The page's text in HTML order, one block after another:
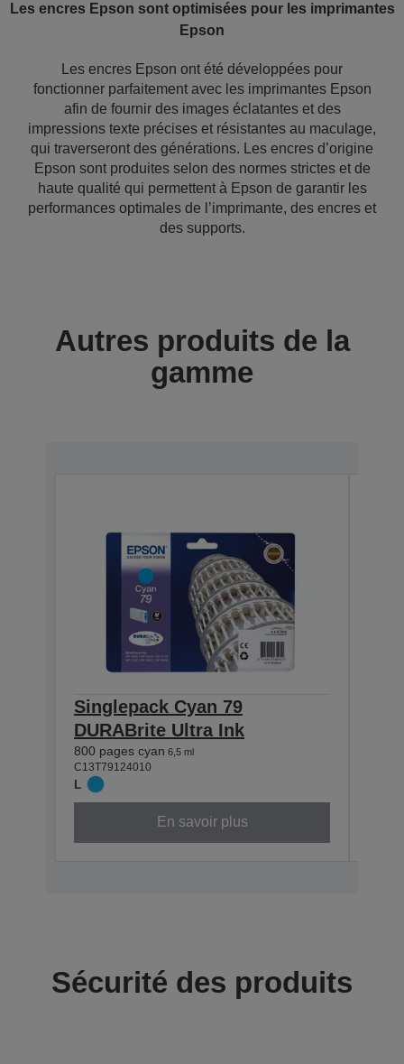
Les encres Epson sont optimisées pour les imprimantes
Epson
Les encres Epson ont été développées pour
fonctionner parfaitement avec les imprimantes Epson
afin de fournir des images éclatantes et des
impressions texte précises et résistantes au maculage,
qui traverseront des générations. Les encres d’origine
Epson sont produites selon des normes strictes et de
haute qualité qui permettent à Epson de garantir les
performances optimales de l’imprimante, des encres et
des supports.
Autres produits de la
gamme
Singlepack Cyan 79
DURABrite Ultra Ink
800 pages cyan 6,5 ml
C13T79124010
L
En savoir plus
Sécurité des produits